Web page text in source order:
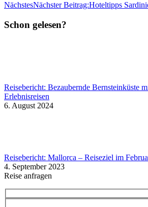
NächstesNächster Beitrag:Hoteltipps
Schon gelesen?
Reisebericht: Bezaubernde Bernsteinküste
Erlebnisreisen
6. August 2024
Reisebericht: Mallorca – Reiseziel im
4. September 2023
Reise anfragen